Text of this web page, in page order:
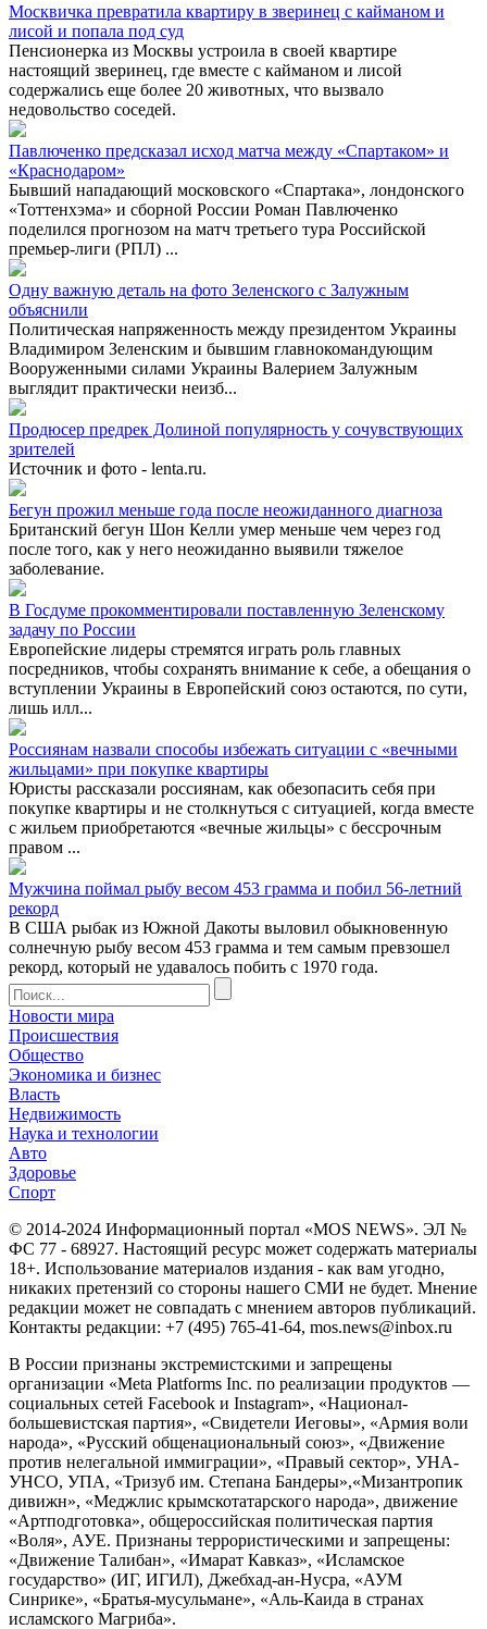
Москвичка превратила квартиру в зверинец с кайманом и
лисой и попала под суд
Пенсионерка из Москвы устроила в своей квартире
настоящий зверинец, где вместе с кайманом и лисой
содержались еще более 20 животных, что вызвало
недовольство соседей.
Павлюченко предсказал исход матча между «Спартаком» и
«Краснодаром»
Бывший нападающий московского «Спартака», лондонского
«Тоттенхэма» и сборной России Роман Павлюченко
поделился прогнозом на матч третьего тура Российской
премьер-лиги (РПЛ) ...
Одну важную деталь на фото Зеленского с Залужным
объяснили
Политическая напряженность между президентом Украины
Владимиром Зеленским и бывшим главнокомандующим
Вооруженными силами Украины Валерием Залужным
выглядит практически неизб...
Продюсер предрек Долиной популярность у сочувствующих
зрителей
Источник и фото - lenta.ru.
Бегун прожил меньше года после неожиданного диагноза
Британский бегун Шон Келли умер меньше чем через год
после того, как у него неожиданно выявили тяжелое
заболевание.
В Госдуме прокомментировали поставленную Зеленскому
задачу по России
Европейские лидеры стремятся играть роль главных
посредников, чтобы сохранять внимание к себе, а обещания о
вступлении Украины в Европейский союз остаются, по сути,
лишь илл...
Россиянам назвали способы избежать ситуации с «вечными
жильцами» при покупке квартиры
Юристы рассказали россиянам, как обезопасить себя при
покупке квартиры и не столкнуться с ситуацией, когда вместе
с жильем приобретаются «вечные жильцы» с бессрочным
правом ...
Мужчина поймал рыбу весом 453 грамма и побил 56-летний
рекорд
В США рыбак из Южной Дакоты выловил обыкновенную
солнечную рыбу весом 453 грамма и тем самым превзошел
рекорд, который не удавалось побить с 1970 года.
Новости мира
Происшествия
Общество
Экономика и бизнес
Власть
Недвижимость
Наука и технологии
Авто
Здоровье
Спорт
© 2014-2024 Информационный портал «MOS NEWS». ЭЛ №
ФС 77 - 68927. Настоящий ресурс может содержать материалы
18+. Использование материалов издания - как вам угодно,
никаких претензий со стороны нашего СМИ не будет. Мнение
редакции может не совпадать с мнением авторов публикаций.
Контакты редакции: +7 (495) 765-41-64, mos.news@inbox.ru
В России признаны экстремистскими и запрещены
организации «Meta Platforms Inc. по реализации продуктов —
социальных сетей Facebook и Instagram», «Национал-
большевистская партия», «Свидетели Иеговы», «Армия воли
народа», «Русский общенациональный союз», «Движение
против нелегальной иммиграции», «Правый сектор», УНА-
УНСО, УПА, «Тризуб им. Степана Бандеры»,«Мизантропик
дивижн», «Меджлис крымскотатарского народа», движение
«Артподготовка», общероссийская политическая партия
«Воля», АУЕ. Признаны террористическими и запрещены:
«Движение Талибан», «Имарат Кавказ», «Исламское
государство» (ИГ, ИГИЛ), Джебхад-ан-Нусра, «АУМ
Синрике», «Братья-мусульмане», «Аль-Каида в странах
исламского Магриба».